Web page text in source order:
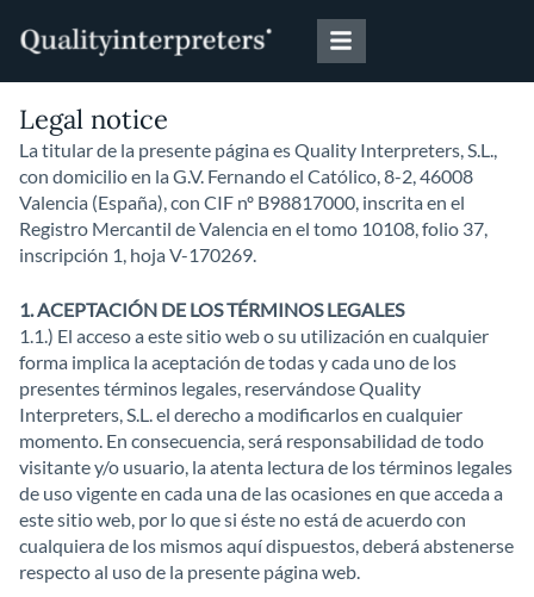
Legal notice
La titular de la presente página es Quality Interpreters, S.L.,
con domicilio en la G.V. Fernando el Católico, 8-2, 46008
Valencia (España), con CIF nº B98817000, inscrita en el
Registro Mercantil de Valencia en el tomo 10108, folio 37,
inscripción 1, hoja V-170269.
1. ACEPTACIÓN DE LOS TÉRMINOS LEGALES
1.1.) El acceso a este sitio web o su utilización en cualquier
forma implica la aceptación de todas y cada uno de los
presentes términos legales, reservándose Quality
Interpreters, S.L. el derecho a modificarlos en cualquier
momento. En consecuencia, será responsabilidad de todo
visitante y/o usuario, la atenta lectura de los términos legales
de uso vigente en cada una de las ocasiones en que acceda a
este sitio web, por lo que si éste no está de acuerdo con
cualquiera de los mismos aquí dispuestos, deberá abstenerse
respecto al uso de la presente página web.